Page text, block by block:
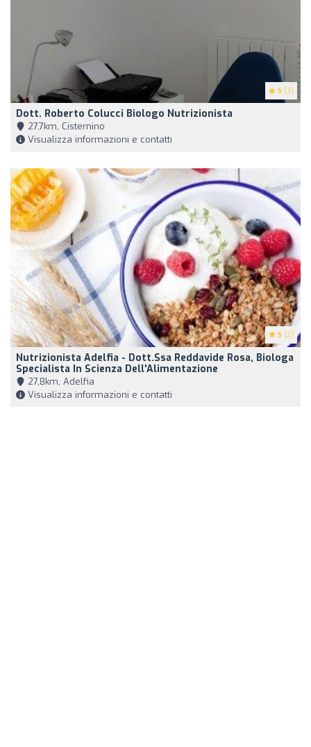
5 (3)
Dott. Roberto Colucci Biologo Nutrizionista
27,7km, Cisternino
Visualizza informazioni e contatti
5 (2)
Nutrizionista Adelfia - Dott.ssa Reddavide Rosa, Biologa
Specialista In Scienza Dell'Alimentazione
27,8km, Adelfia
Visualizza informazioni e contatti